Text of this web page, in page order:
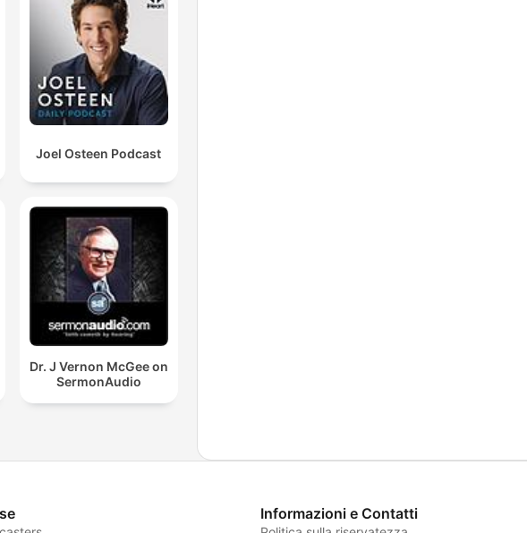
Joel Osteen Podcast
Dr. J Vernon McGee on
SermonAudio
Informazioni e Contatti